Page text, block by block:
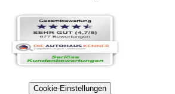
Cookie-Einstellungen